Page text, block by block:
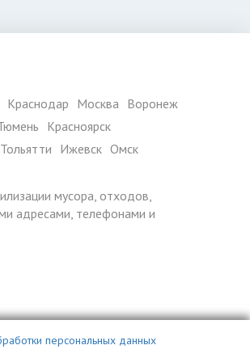
Краснодар Москва Воронеж
Красноярск
Тольятти Ижевск Омск
мусора, отходов,
адресами, телефонами и
персональных данных